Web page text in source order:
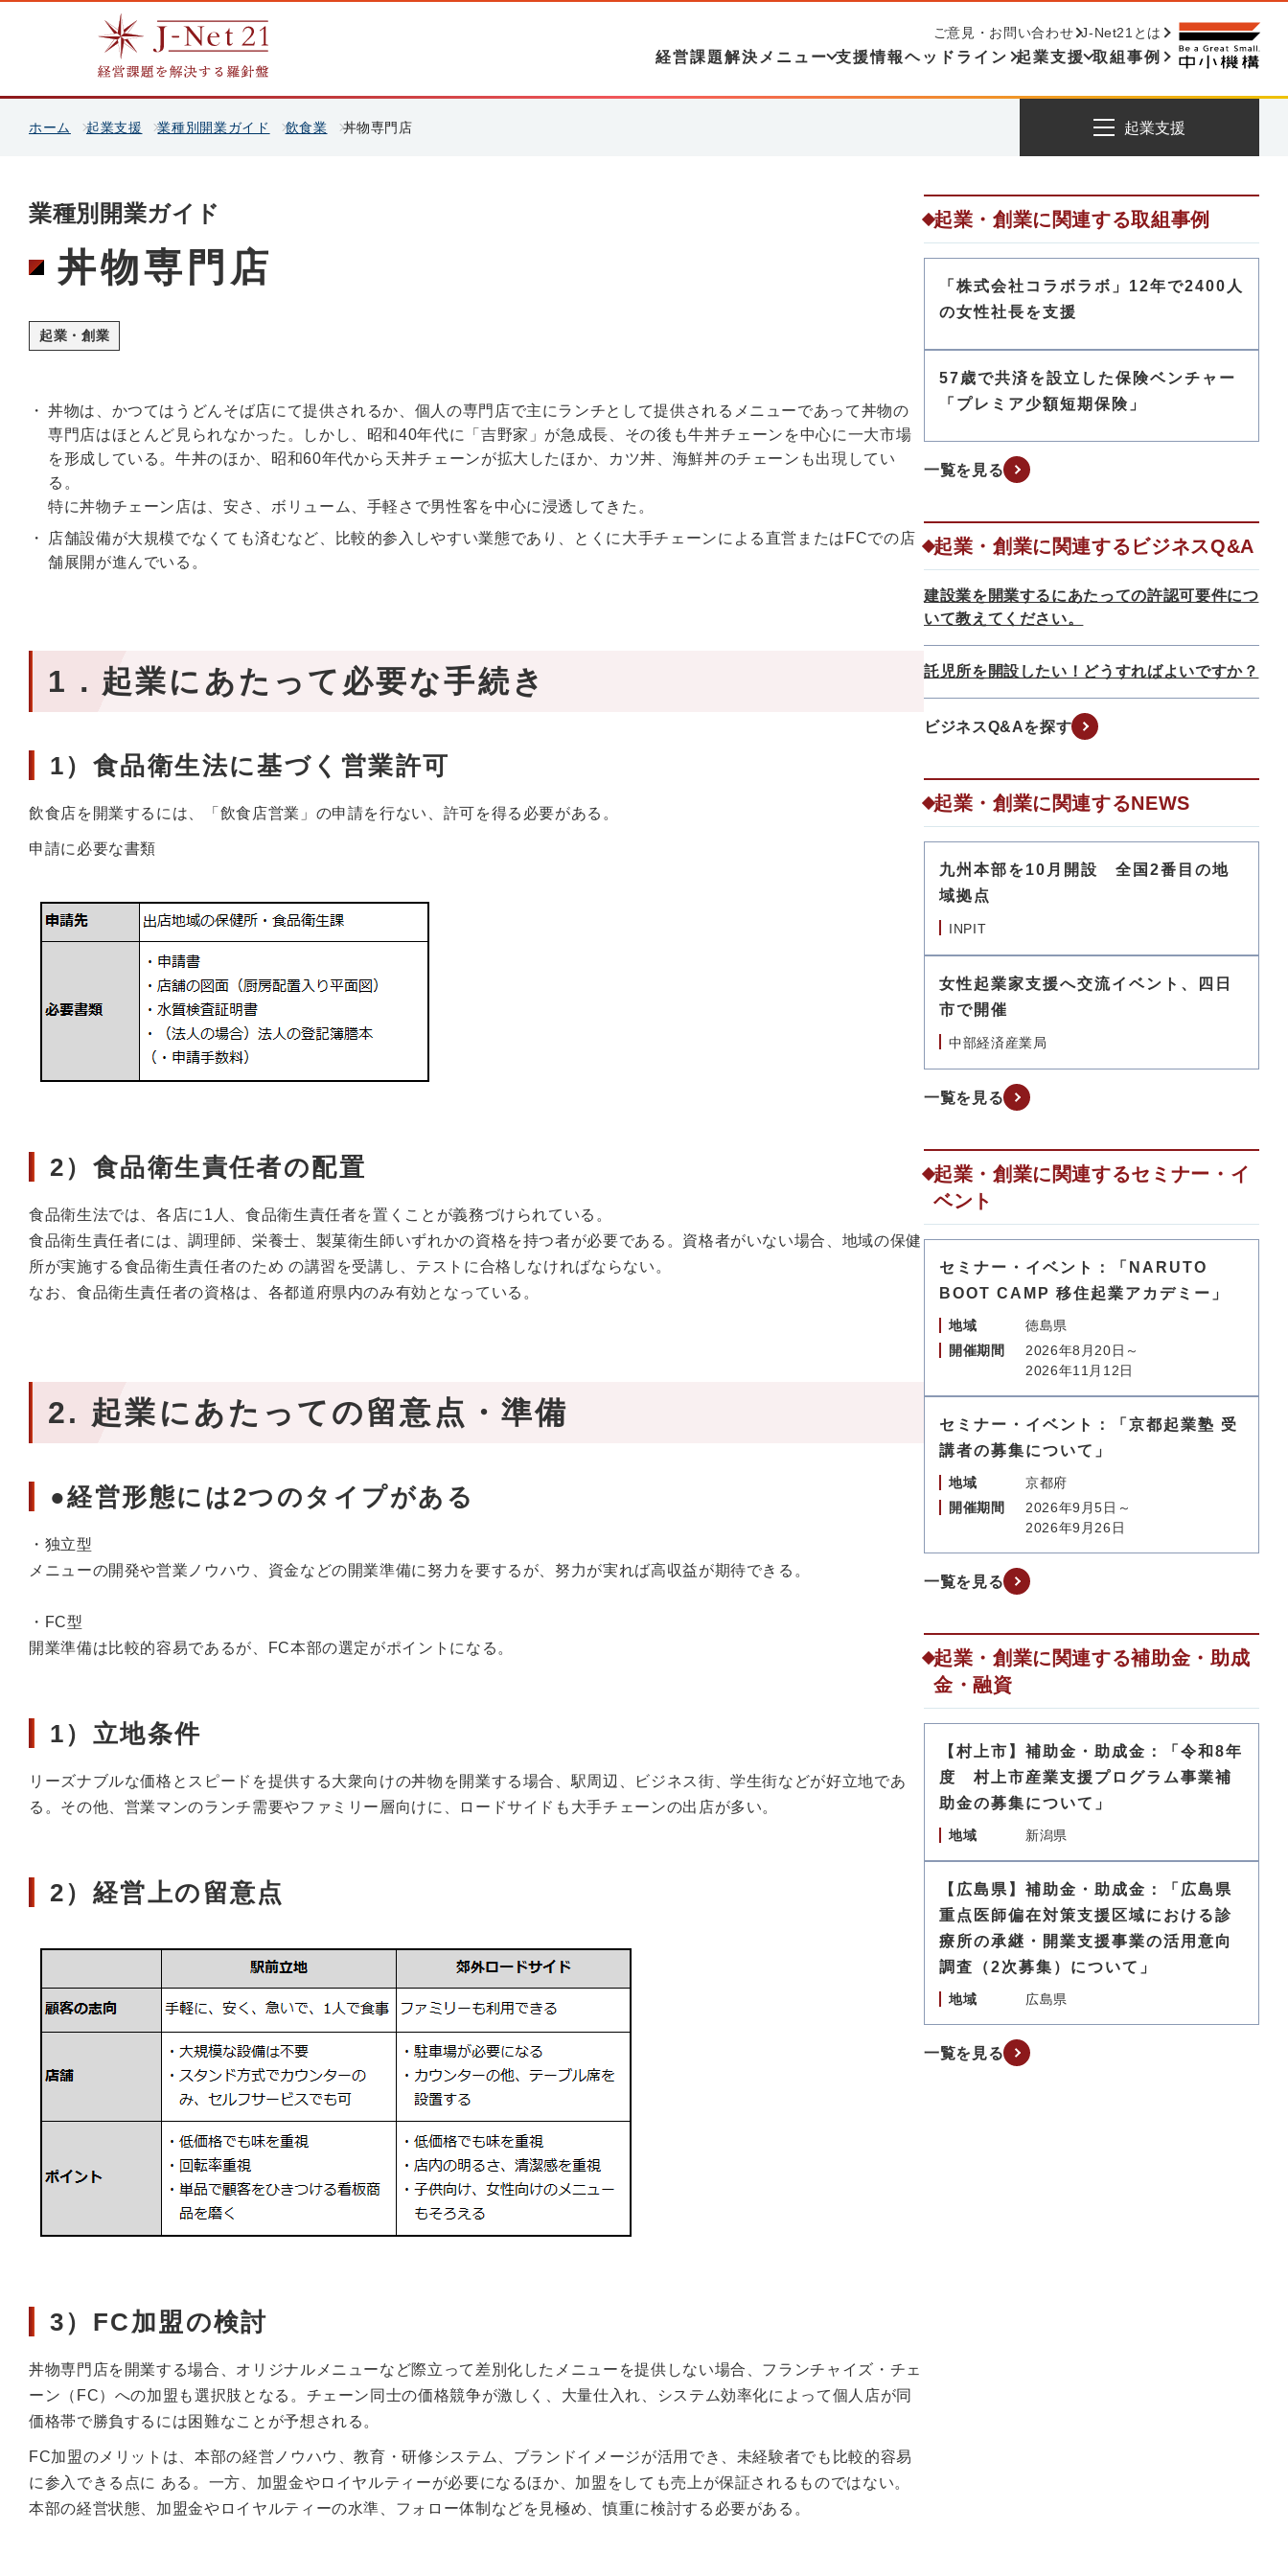
経営課題解決メニュー 支援情報ヘッドライン 起業支援 取組事例
ご意見・お問い合わせ J-Net21とは
ホーム 起業支援 業種別開業ガイド 飲食業 丼物専門店 起業支援
業種別開業ガイド
丼物専門店
起業・創業
丼物は、かつてはうどんそば店にて提供されるか、個人の専門店で主にランチとして提供されるメニューであって丼物の
専門店はほとんど見られなかった。しかし、昭和40年代に「吉野家」が急成長、その後も牛丼チェーンを中心に一大市場
を形成している。牛丼のほか、昭和60年代から天丼チェーンが拡大したほか、カツ丼、海鮮丼のチェーンも出現してい
る。
特に丼物チェーン店は、安さ、ボリューム、手軽さで男性客を中心に浸透してきた。
店舗設備が大規模でなくても済むなど、比較的参入しやすい業態であり、とくに大手チェーンによる直営またはFCでの店
舗展開が進んでいる。
1．起業にあたって必要な手続き
1）食品衛生法に基づく営業許可
飲食店を開業するには、「飲食店営業」の申請を行ない、許可を得る必要がある。
申請に必要な書類
2）食品衛生責任者の配置
食品衛生法では、各店に1人、食品衛生責任者を置くことが義務づけられている。
食品衛生責任者には、調理師、栄養士、製菓衛生師いずれかの資格を持つ者が必要である。資格者がいない場合、地域の保健
所が実施する食品衛生責任者のため の講習を受講し、テストに合格しなければならない。
なお、食品衛生責任者の資格は、各都道府県内のみ有効となっている。
2. 起業にあたっての留意点・準備
●経営形態には2つのタイプがある
・独立型
メニューの開発や営業ノウハウ、資金などの開業準備に努力を要するが、努力が実れば高収益が期待できる。
・FC型
開業準備は比較的容易であるが、FC本部の選定がポイントになる。
1）立地条件
リーズナブルな価格とスピードを提供する大衆向けの丼物を開業する場合、駅周辺、ビジネス街、学生街などが好立地であ
る。その他、営業マンのランチ需要やファミリー層向けに、ロードサイドも大手チェーンの出店が多い。
2）経営上の留意点
3）FC加盟の検討
丼物専門店を開業する場合、オリジナルメニューなど際立って差別化したメニューを提供しない場合、フランチャイズ・チェ
ーン（FC）への加盟も選択肢となる。チェーン同士の価格競争が激しく、大量仕入れ、システム効率化によって個人店が同
価格帯で勝負するには困難なことが予想される。
FC加盟のメリットは、本部の経営ノウハウ、教育・研修システム、ブランドイメージが活用でき、未経験者でも比較的容易
に参入できる点に ある。一方、加盟金やロイヤルティーが必要になるほか、加盟をしても売上が保証されるものではない。
本部の経営状態、加盟金やロイヤルティーの水準、フォロー体制などを見極め、慎重に検討する必要がある。
起業・創業に関連する取組事例
「株式会社コラボラボ」12年で2400人
の女性社長を支援
57歳で共済を設立した保険ベンチャー
「プレミア少額短期保険」
一覧を見る
起業・創業に関連するビジネスQ&A
建設業を開業するにあたっての許認可要件につ
いて教えてください。
託児所を開設したい！どうすればよいですか？
ビジネスQ&Aを探す
起業・創業に関連するNEWS
九州本部を10月開設 全国2番目の地
域拠点
INPIT
女性起業家支援へ交流イベント、四日
市で開催
中部経済産業局
一覧を見る
起業・創業に関連するセミナー・イ
ベント
セミナー・イベント：「NARUTO
BOOT CAMP 移住起業アカデミー」
地域
徳島県
開催期間
2026年8月20日～
2026年11月12日
セミナー・イベント：「京都起業塾 受
講者の募集について」
地域
京都府
開催期間
2026年9月5日～
2026年9月26日
一覧を見る
起業・創業に関連する補助金・助成
金・融資
【村上市】補助金・助成金：「令和8年
度 村上市産業支援プログラム事業補
助金の募集について」
地域 新潟県
【広島県】補助金・助成金：「広島県
重点医師偏在対策支援区域における診
療所の承継・開業支援事業の活用意向
調査（2次募集）について」
地域 広島県
一覧を見る